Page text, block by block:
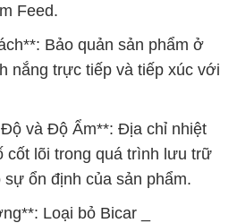
Feed.
Bảo quản sản phẩm ở
nắng trực tiếp và tiếp xúc với
và Độ Ẩm**: Địa chỉ nhiệt
cốt lõi trong quá trình lưu trữ
sự ổn định của sản phẩm.
Loại bỏ Bicar _